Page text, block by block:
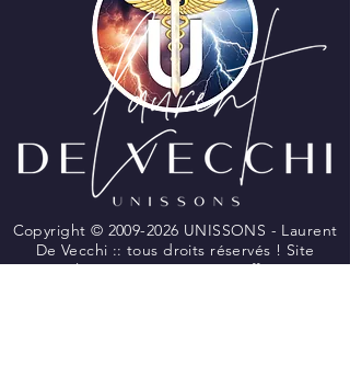
Copyright © 2009-2026 UNISSONS - Laurent
De Vecchi :: tous droits réservés ! Site
réalisé parBLUE WINGS Diffusion